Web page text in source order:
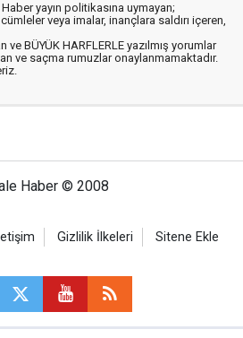
yayın politikasına uymayan;
veya imalar, inançlara saldırı içeren,
BÜYÜK HARFLERLE yazılmış yorumlar
ve saçma rumuzlar onaylanmamaktadır.
Haber © 2008
Gizlilik İlkeleri Sitene Ekle